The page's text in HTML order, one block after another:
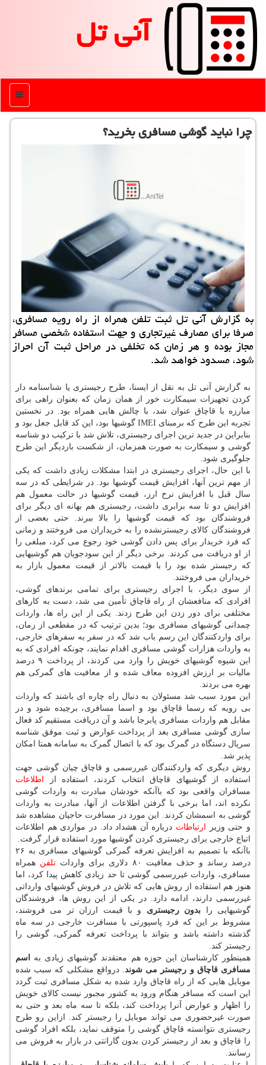
آنی تل
منو
چرا نباید گوشی مسافری بخرید؟
به گزارش آنی تل ثبت تلفن همراه از راه رویه مسافری،
صرفا برای مصارف غیرتجاری و جهت استفاده شخصی مسافر
مجاز بوده و هر زمان كه تخلفی در مراحل ثبت آن احراز
شود، مسدود خواهد شد.
به گزارش آنی تل به نقل از ایسنا، طرح رجیستری یا شناسنامه دار
کردن تجهیزات سیمکارت خور از همان زمان که بعنوان راهی برای
مبارزه با قاچاق عنوان شد، با چالش هایی همراه بود. در نخستین
تجربه این طرح که برمبنای IMEI گوشیها بود، این کد قابل جعل بود و
بنابراین در جدید ترین اجرای رجیستری، تلاش شد با ترکیب دو شناسه
گوشی و سیمکارت به صورت همزمان، از شکست باردیگر این طرح
جلوگیری شود.
با این حال، اجرای رجیستری در ابتدا مشکلات زیادی داشت که یکی
از مهم ترین آنها، افزایش قیمت گوشیها بود. در شرایطی که در سه
سال قبل با افزایش نرخ ارز، قیمت گوشیها در حالت معمول هم
افزایش دو تا سه برابری داشت، رجیستری هم بهانه ای دیگر برای
فروشندگان بود که قیمت گوشیها را بالا ببرند. حتی بعضی از
فروشندگان کالای رجیسترنشده را به خریداران می فروختند و زمانی
که فرد خریدار برای پس دادن گوشی خود رجوع می کرد، مبلغی را
از او دریافت می کردند. برخی دیگر از این سودجویان هم گوشیهایی
که رجیستر شده بود را با قیمت بالاتر از قیمت معمول بازار به
خریداران می فروختند.
از سوی دیگر، با اجرای رجیستری برای تمامی برندهای گوشی،
افرادی که منافعشان از راه قاچاق تأمین می شد، دست به کارهای
مختلفی برای دور زدن این طرح زدند. یکی از این راه ها، واردات
چمدانی گوشیهای مسافری بود؛ بدین ترتیب که در مقطعی از زمان،
برای واردکنندگان این رسم باب شد که در سفر به سفرهای خارجی،
به واردات هزارات گوشی مسافری اقدام نمایند، چونکه افرادی که به
این شیوه گوشیهای خویش را وارد می کردند، از پرداخت ۹ درصد
مالیات بر ارزش افزوده معاف شده و از معافیت های گمرکی هم
بهره می بردند.
این مورد سبب شد مسئولان به دنبال راه چاره ای باشند که واردات
بی رویه که رسما قاچاق بود و اسما مسافری، برچیده شود و در
مقابل هم واردات مسافری پابرجا باشد و آن دریافت مستقیم کد فعال
سازی گوشی مسافری بعد از پرداخت عوارض و ثبت موفق شناسه
سریال دستگاه در گمرک بود که با اتصال گمرک به سامانه همتا امکان
پذیر شد.
روش دیگری که واردکنندگان غیررسمی و قاچاق چیان گوشی جهت
استفاده از گوشیهای قاچاق انتخاب کردند، استفاده از
اطلاعات
مسافران واقعی بود که باآنکه خودشان مبادرت به واردات گوشی
نکرده اند، اما برخی با گرفتن اطلاعات از آنها، مبادرت به واردات
گوشی به اسمشان کردند. این مورد در مسافرت حاجیان مشاهده شد
و حتی وزیر
ارتباطات درباره آن هشداد داد. در مواردی هم اطلاعات
اتباع خارجی برای رجیستری کردن گوشیها مورد استفاده قرار گرفت.
باآنکه با تصمیم به افزایش تعرفه گمرکی گوشیهای مسافری به ۲۶
درصد رساند و حذف معافیت ۸۰ دلاری برای واردات
تلفن همراه
مسافری، واردات غیررسمی گوشی تا حد زیادی کاهش پیدا کرد، اما
هنوز هم استفاده از روش هایی که تلاش در فروش گوشیهای وارداتی
غیررسمی دارند، ادامه دارد. در یکی از این روش ها، فروشندگان
گوشیهایی را بدون رجیستری و با قیمت ارزان تر می فروشند،
مشروط بر این که فرد پاسپورتی با مسافرت خارجی در سه ماه
گذشته داشته باشد و بتواند با پرداخت تعرفه گمرکی، گوشی را
رجیستر کند.
همینطور کارشناسان این حوزه هم معتقدند گوشیهای زیادی به
اسم
مسافری قاچاق و رجیستر می شوند. درواقع مشکلی که سبب شده
موبایل هایی که از راه قاچاق وارد شده به شکل مسافری ثبت گردد
این است که مسافر هنگام ورود به کشور مجبور نیست کالای خویش
را اظهار و عوارض آنرا پرداخت کند، بلکه تا سه ماه بعد و حتی به
صورت غیرحضوری می تواند موبایل را رجیستر کند. ازاین رو طرح
رجیستری نتوانسته قاچاق گوشی را متوقف نماید، بلکه افراد گوشی
را قاچاق و بعد از رجیستر کردن بدون گارانتی در بازار به فروش می
رسانند.